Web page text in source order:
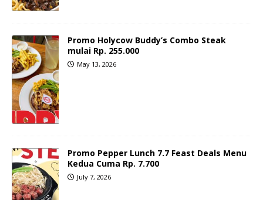
Promo Holycow Buddy’s Combo Steak
mulai Rp. 255.000
May 13, 2026
Promo Pepper Lunch 7.7 Feast Deals Menu
Kedua Cuma Rp. 7.700
July 7, 2026